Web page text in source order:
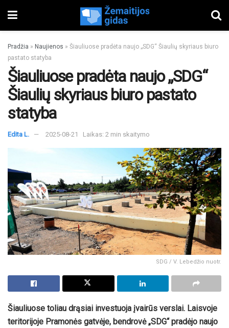
Pradžia » Naujienos » Šiauliuose pradėta naujo „SDG“ Šiaulių skyriaus biuro
pastato statyba
Šiauliuose pradėta naujo „SDG“
Šiaulių skyriaus biuro pastato
statyba
Edita L. 2025-08-21 Laikas: 2 min skaitymo
SDG / V. Lebedžio nuotr.
Šiauliuose toliau drąsiai investuoja įvairūs verslai. Laisvoje
teritorijoje Pramonės gatvėje, bendrovė „SDG“ pradėjo naujo